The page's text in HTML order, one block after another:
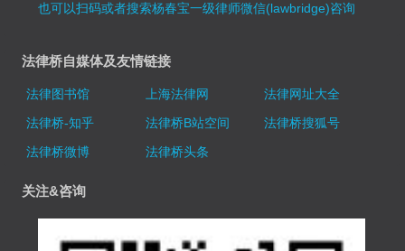
也可以扫码或者搜索杨春宝一级律师微信(lawbridge)咨询
法律桥自媒体及友情链接
法律图书馆 上海法律网
法律网址大全
法律桥-知乎
法律桥B站空间
法律桥搜狐号
法律桥微博
法律桥头条
关注&咨询